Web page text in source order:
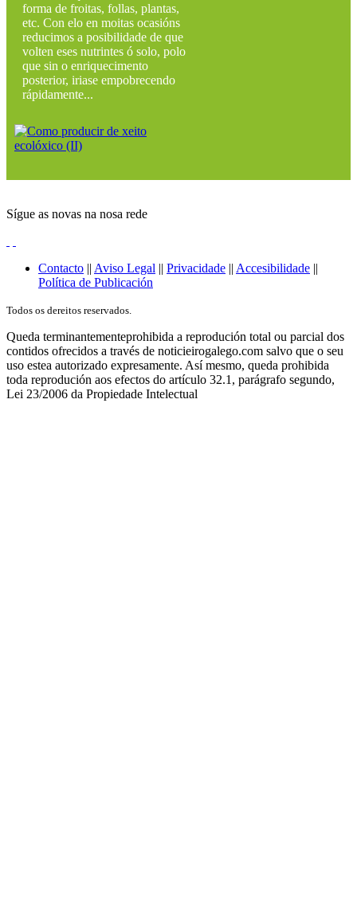
forma de froitas, follas, plantas,
etc. Con elo en moitas ocasións
reducimos a posibilidade de que
volten eses nutrintes ó solo, polo
que sin o enriquecimento
posterior, iriase empobrecendo
rápidamente...
Sígue as novas na nosa rede
Contacto || Aviso Legal || Privacidade || Accesibilidade ||
Política de Publicación
Todos os dereitos reservados.
Queda terminantementeprohibida a reprodución total ou parcial dos
contidos ofrecidos a través de noticieirogalego.com salvo que o seu
uso estea autorizado expresamente. Así mesmo, queda prohibida
toda reprodución aos efectos do artículo 32.1, parágrafo segundo,
Lei 23/2006 da Propiedade Intelectual